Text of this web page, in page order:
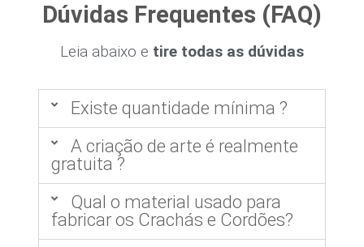
Dúvidas Frequentes (FAQ)
Leia abaixo e tire todas as dúvidas
Existe quantidade mínima ?
A criação de arte é realmente
gratuita ?
Qual o material usado para
fabricar os Crachás e Cordões?